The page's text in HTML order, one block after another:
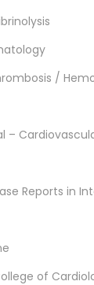
/
–
Reports in
of